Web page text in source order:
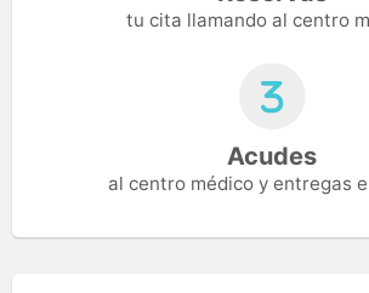
tu cita llamando al centro
Acudes
al centro médico y entregas